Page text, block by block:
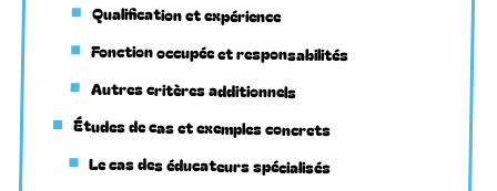
Qualification et expérience
Fonction occupée et responsabilités
Autres critères additionnels
Études de cas et exemples concrets
Le cas des éducateurs spécialisés